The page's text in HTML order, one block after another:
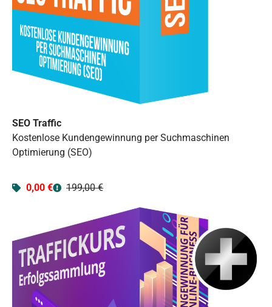
SEO Traffic
Kostenlose Kundengewinnung per Suchmaschinen
Optimierung (SEO)
0,00 € 199,00 €